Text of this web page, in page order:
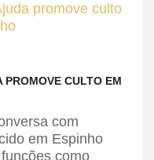
PROMOVE CULTO EM
com
em Espinho
como